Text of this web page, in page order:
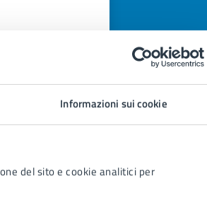
Informazioni sui cookie
del sito e cookie analitici per
informazioni